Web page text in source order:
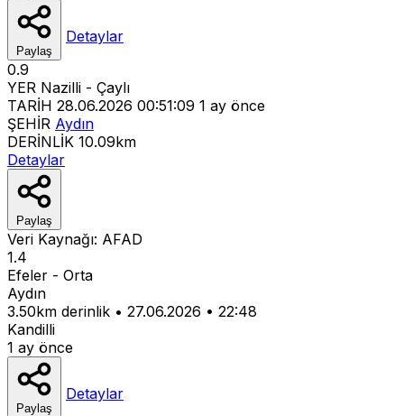
Paylaş
Detaylar
0.9
YER Nazilli - Çaylı
TARİH 28.06.2026 00:51:09 1 ay önce
ŞEHİR Aydın
DERİNLİK 10.09km
Detaylar
Paylaş
Veri Kaynağı: AFAD
1.4
Efeler - Orta
Aydın
3.50km derinlik • 27.06.2026 • 22:48
Kandilli
1 ay önce
Paylaş
Detaylar